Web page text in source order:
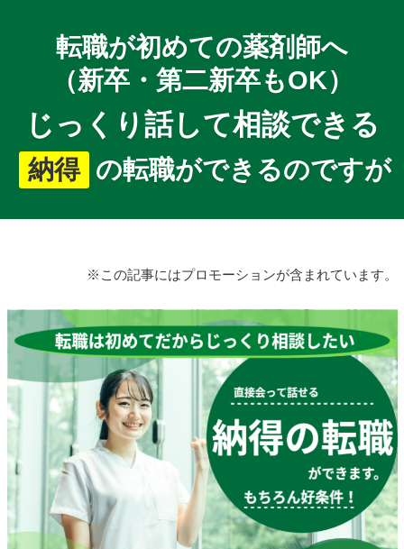
転職が初めての薬剤師へ
（新卒・第二新卒もOK）
じっくり話して相談できる
納得 の転職ができるのですが
※この記事にはプロモーションが含まれています。